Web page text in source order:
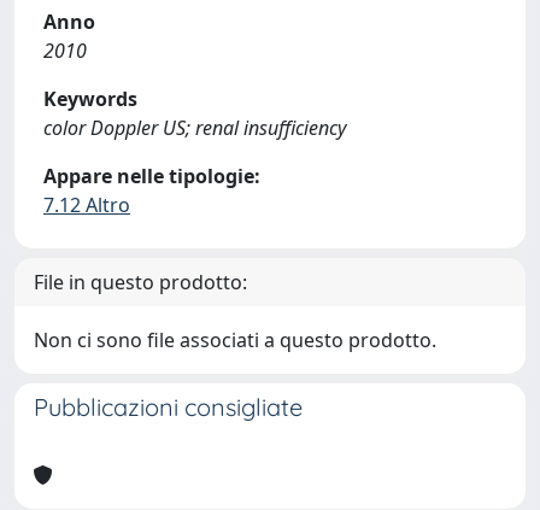
Anno
2010
Keywords
color Doppler US; renal insufficiency
Appare nelle tipologie:
7.12 Altro
File in questo prodotto:
Non ci sono file associati a questo prodotto.
Pubblicazioni consigliate